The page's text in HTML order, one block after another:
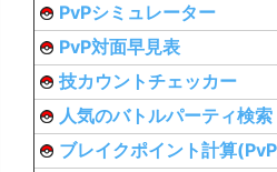
PvPシミュレーター
PvP対面早見表
技カウントチェッカー
人気のバトルパーティ検索
ブレイクポイント計算